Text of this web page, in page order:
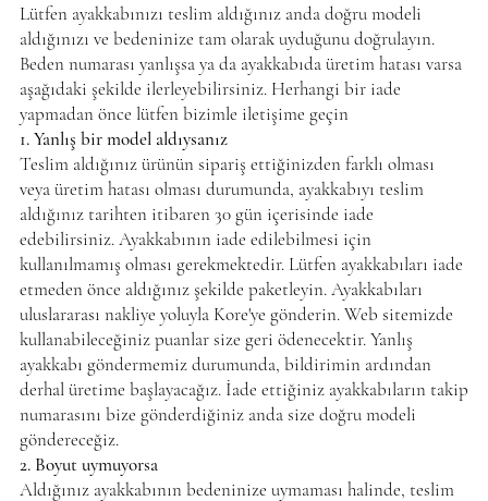
Lütfen ayakkabınızı teslim aldığınız anda doğru modeli
aldığınızı ve bedeninize tam olarak uyduğunu doğrulayın.
Beden numarası yanlışsa ya da ayakkabıda üretim hatası varsa
aşağıdaki şekilde ilerleyebilirsiniz. Herhangi bir iade
yapmadan önce lütfen bizimle iletişime geçin
1. Yanlış bir model aldıysanız
Teslim aldığınız ürünün sipariş ettiğinizden farklı olması
veya üretim hatası olması durumunda, ayakkabıyı teslim
aldığınız tarihten itibaren 30 gün içerisinde iade
edebilirsiniz. Ayakkabının iade edilebilmesi için
kullanılmamış olması gerekmektedir. Lütfen ayakkabıları iade
etmeden önce aldığınız şekilde paketleyin. Ayakkabıları
uluslararası nakliye yoluyla Kore'ye gönderin. Web sitemizde
kullanabileceğiniz puanlar size geri ödenecektir. Yanlış
ayakkabı göndermemiz durumunda, bildirimin ardından
derhal üretime başlayacağız. İade ettiğiniz ayakkabıların takip
numarasını bize gönderdiğiniz anda size doğru modeli
göndereceğiz.
2. Boyut uymuyorsa
Aldığınız ayakkabının bedeninize uymaması halinde, teslim